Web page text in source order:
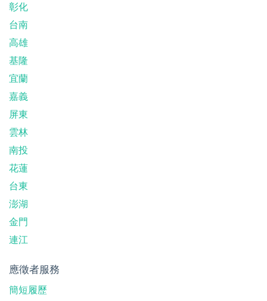
彰化
台南
高雄
基隆
宜蘭
嘉義
屏東
雲林
南投
花蓮
台東
澎湖
金門
連江
應徵者服務
簡短履歷